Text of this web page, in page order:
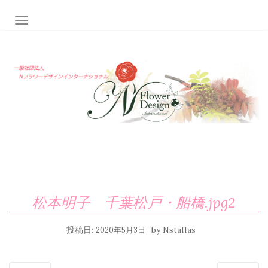
ナビゲーション切り替え
松本明子 千葉松戸・船橋.jpg2
投稿日: 2020年5月3日 by Nstaffas